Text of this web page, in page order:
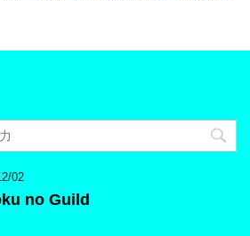
02
no Guild